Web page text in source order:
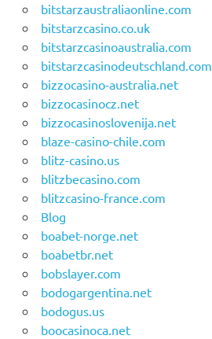
bitstarzaustraliaonline.com
bitstarzcasino.co.uk
bitstarzcasinoaustralia.com
bitstarzcasinodeutschland.com
bizzocasino-australia.net
bizzocasinocz.net
bizzocasinoslovenija.net
blaze-casino-chile.com
blitz-casino.us
blitzbecasino.com
blitzcasino-france.com
Blog
boabet-norge.net
boabetbr.net
bobslayer.com
bodogargentina.net
bodogus.us
boocasinoca.net